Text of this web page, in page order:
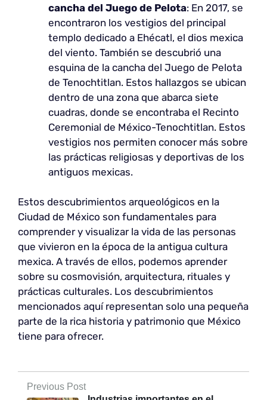
cancha del Juego de Pelota: En 2017, se
encontraron los vestigios del principal
templo dedicado a Ehécatl, el dios mexica
del viento. También se descubrió una
esquina de la cancha del Juego de Pelota
de Tenochtitlan. Estos hallazgos se ubican
dentro de una zona que abarca siete
cuadras, donde se encontraba el Recinto
Ceremonial de México-Tenochtitlan. Estos
vestigios nos permiten conocer más sobre
las prácticas religiosas y deportivas de los
antiguos mexicas.
Estos descubrimientos arqueológicos en la
Ciudad de México son fundamentales para
comprender y visualizar la vida de las personas
que vivieron en la época de la antigua cultura
mexica. A través de ellos, podemos aprender
sobre su cosmovisión, arquitectura, rituales y
prácticas culturales. Los descubrimientos
mencionados aquí representan solo una pequeña
parte de la rica historia y patrimonio que México
tiene para ofrecer.
Previous Post